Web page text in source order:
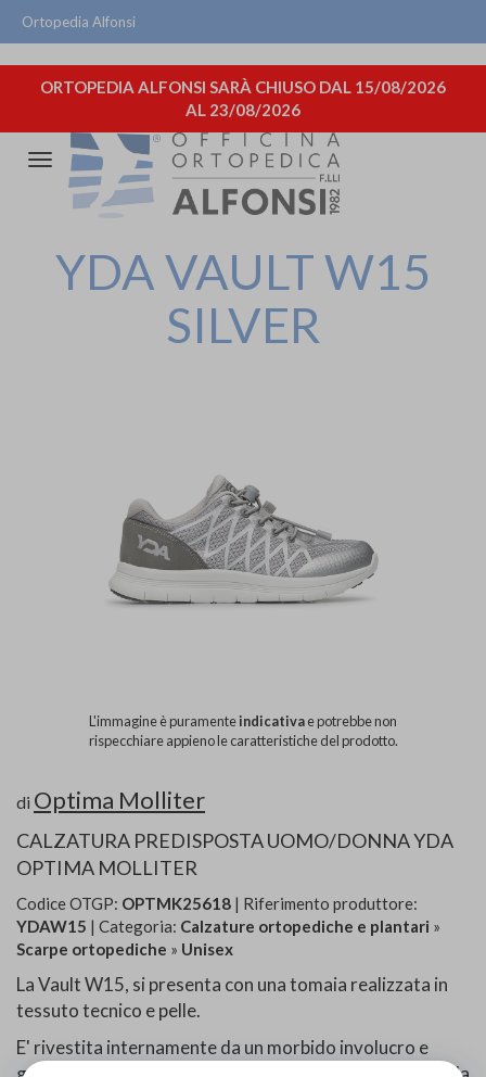
Ortopedia Alfonsi
ORTOPEDIA ALFONSI SARÀ CHIUSO DAL 15/08/2026
AL 23/08/2026
Attiva/disattiva
navigazione
YDA VAULT W15
SILVER
L'immagine è puramenteindicativae potrebbe non
rispecchiare appieno le caratteristiche del prodotto.
di Optima Molliter
CALZATURA PREDISPOSTA UOMO/DONNA YDA
OPTIMA MOLLITER
Codice OTGP: OPTMK25618 | Riferimento produttore:
YDAW15 | Categoria: Calzature ortopediche e plantari »
Scarpe ortopediche » Unisex
La Vault W15, si presenta con una tomaia realizzata in
tessuto tecnico e pelle.
E' rivestita internamente da un morbido involucro e